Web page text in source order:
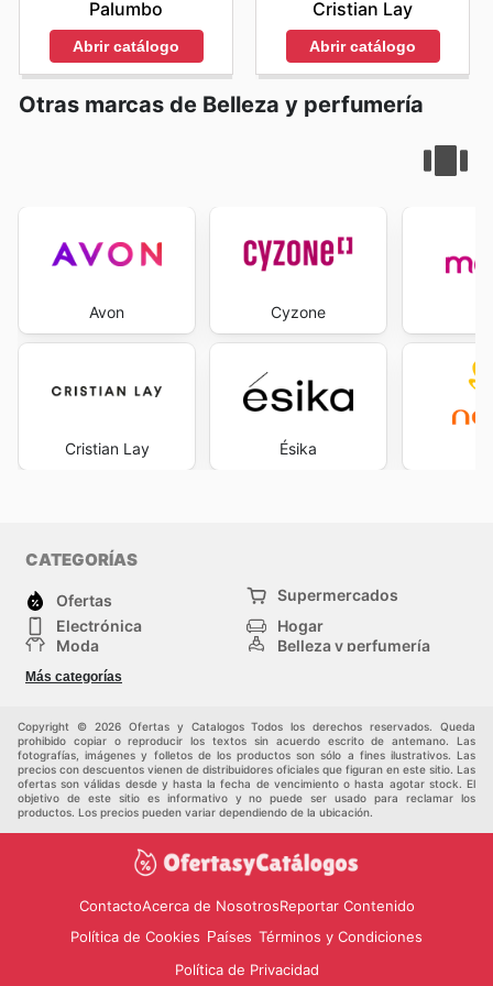
Palumbo
Abrir catálogo
Cristian Lay
Abrir catálogo
Otras marcas de Belleza y perfumería
Avon
Cristian Lay
Cyzone
Ésika
CATEGORÍAS
Ofertas
Supermercados
Electrónica
Hogar
Moda
Belleza y perfumería
Deporte
Más categorías
Copyright © 2026 Ofertas y Catalogos Todos los derechos reservados. Queda
prohibido copiar o reproducir los textos sin acuerdo escrito de antemano. Las
fotografías, imágenes y folletos de los productos son sólo a fines ilustrativos. Las
precios con descuentos vienen de distribuidores oficiales que figuran en este sitio. Las
ofertas son válidas desde y hasta la fecha de vencimiento o hasta agotar stock. El
objetivo de este sitio es informativo y no puede ser usado para reclamar los
productos. Los precios pueden variar dependiendo de la ubicación.
ContactoAcerca de NosotrosReportar Contenido
Política de Cookies Países Términos y Condiciones
Política de Privacidad